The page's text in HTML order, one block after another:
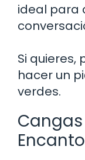
ideal para
Si quieres,
hacer un
verdes.
Cangas